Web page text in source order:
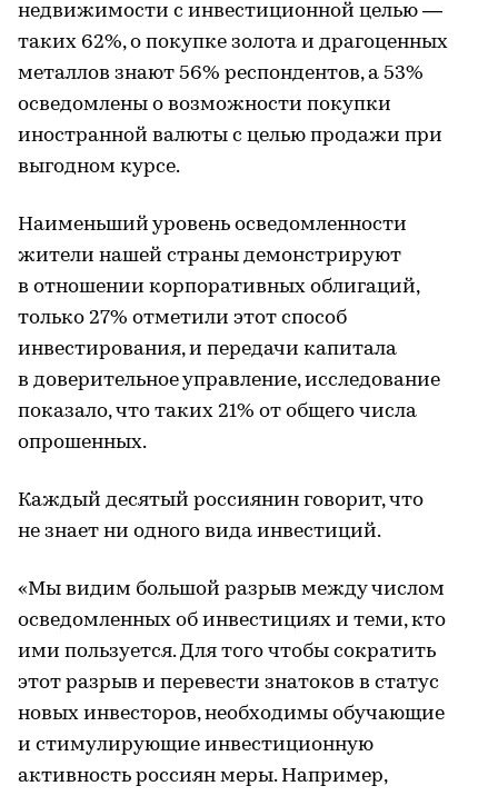
недвижимости с инвестиционной целью —
таких 62%, о покупке золота и драгоценных
металлов знают 56% респондентов, а 53%
осведомлены о возможности покупки
иностранной валюты с целью продажи при
выгодном курсе.
Наименьший уровень осведомленности
жители нашей страны демонстрируют
в отношении корпоративных облигаций,
только 27% отметили этот способ
инвестирования, и передачи капитала
в доверительное управление, исследование
показало, что таких 21% от общего числа
опрошенных.
Каждый десятый россиянин говорит, что
не знает ни одного вида инвестиций.
«Мы видим большой разрыв между числом
осведомленных об инвестициях и теми, кто
ими пользуется. Для того чтобы сократить
этот разрыв и перевести знатоков в статус
новых инвесторов, необходимы обучающие
и стимулирующие инвестиционную
активность россиян меры. Например,